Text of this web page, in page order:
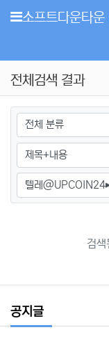
메뉴
소프트다운타
전체검색 결과
그룹
검색조건
검색어
검
공지글